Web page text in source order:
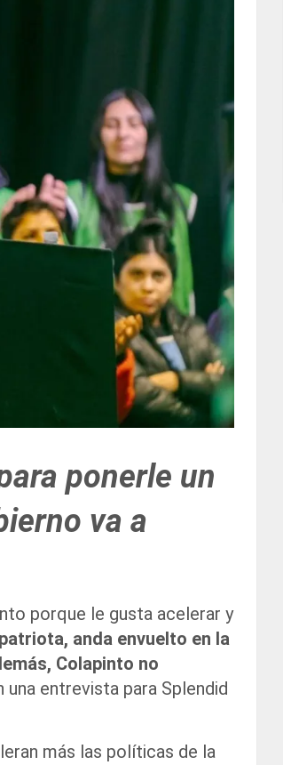
ponerle un
va a
porque le gusta acelerar y
anda envuelto en la
Colapinto no
una entrevista para Splendid
más las políticas de la